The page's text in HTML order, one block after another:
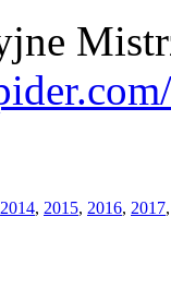
2014, 2015, 2016, 2017